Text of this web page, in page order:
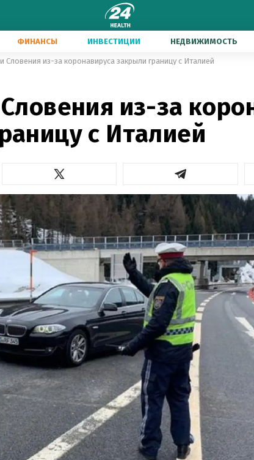
ФИНАНСЫ ИНВЕСТИЦИИ НЕДВИЖИМОСТЬ
Словения из-за коронавируса закрыли границу с Италией
из-за
с Италией